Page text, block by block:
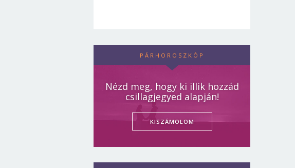
PÁRHOROSZKÓP
Nézd meg, hogy ki illik hozzád
csillagjegyed alapján!
KISZÁMOLOM